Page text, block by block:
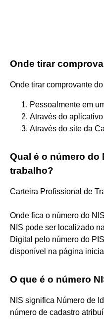
Onde tirar
Onde tirar comprovante
Pessoalmente em
Através do
Através do site da
Qual é o número do
trabalho?
Carteira Profissional de
Onde fica o número do
NIS pode ser localizado
Digital pelo número do
disponível na página
O que é o número
NIS significa Número de
número de cadastro